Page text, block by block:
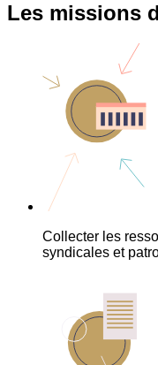
Les missions
Collecter les
syndicales et